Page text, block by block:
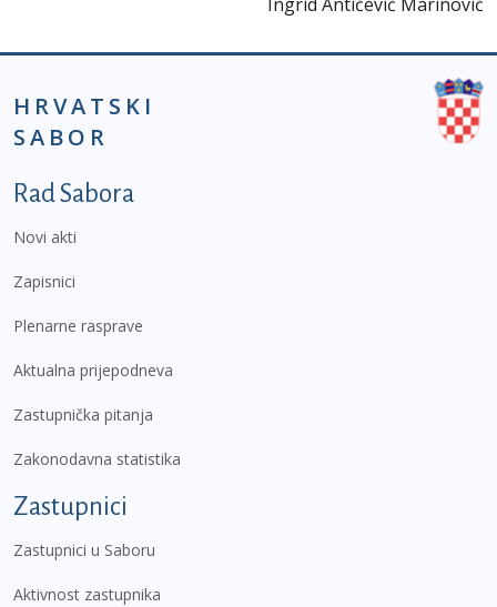
HRVATSKI
SABOR
Podnožje prvi izbornik
Rad Sabora
Novi akti
Zapisnici
Plenarne rasprave
Aktualna prijepodneva
Zastupnička pitanja
Zakonodavna statistika
Zastupnici
Zastupnici u Saboru
Aktivnost zastupnika